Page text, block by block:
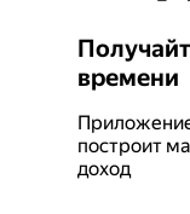
времени
построит
доход